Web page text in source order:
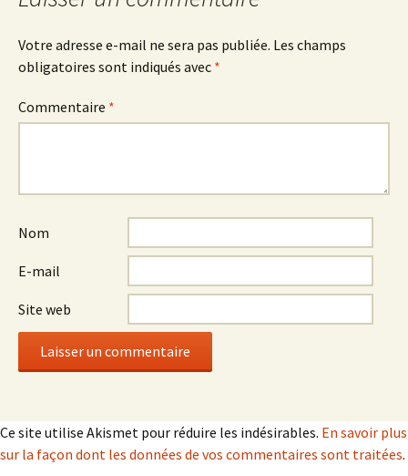
articles
Votre adresse e-mail ne sera pas publiée. Les champs
obligatoires sont indiqués avec *
Commentaire *
Nom
E-mail
Site web
Ce site utilise Akismet pour réduire les indésirables. En savoir plus
sur la façon dont les données de vos commentaires sont traitées.